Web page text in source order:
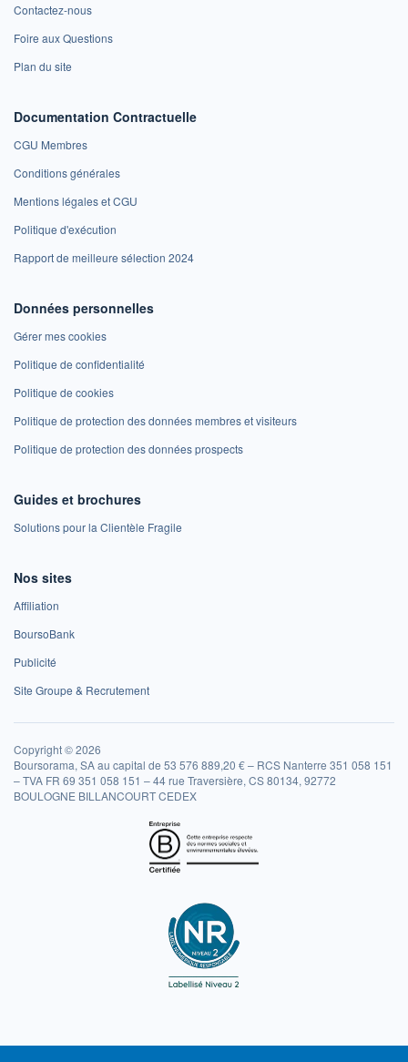
Contactez-nous
Foire aux Questions
Plan du site
Documentation Contractuelle
CGU Membres
Conditions générales
Mentions légales et CGU
Politique d'exécution
Rapport de meilleure sélection 2024
Données personnelles
Gérer mes cookies
Politique de confidentialité
Politique de cookies
Politique de protection des données membres et visiteurs
Politique de protection des données prospects
Guides et brochures
Solutions pour la Clientèle Fragile
Nos sites
Affiliation
BoursoBank
Publicité
Site Groupe & Recrutement
Copyright © 2026
Boursorama, SA au capital de 53 576 889,20 € – RCS Nanterre 351 058 151
– TVA FR 69 351 058 151 – 44 rue Traversière, CS 80134, 92772
BOULOGNE BILLANCOURT CEDEX